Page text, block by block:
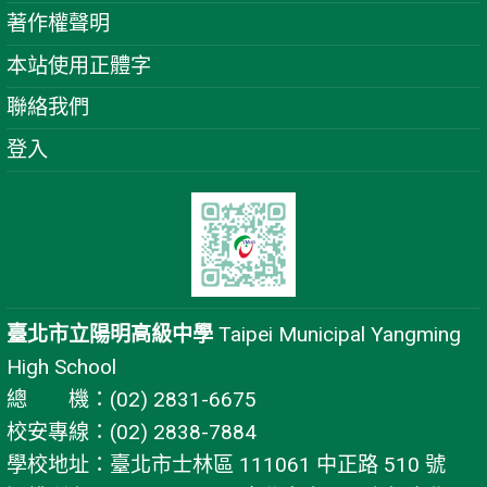
著作權聲明
本站使用正體字
聯絡我們
登入
臺北市立陽明高級中學 Taipei Municipal Yangming
High School
總 機：(02) 2831-6675
校安專線：(02) 2838-7884
學校地址：臺北市士林區 111061 中正路 510 號